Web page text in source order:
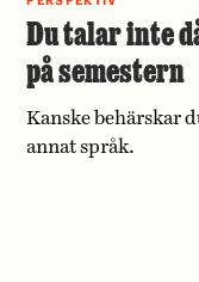
Du talar inte
på semestern
Kanske behärskar
annat språk.